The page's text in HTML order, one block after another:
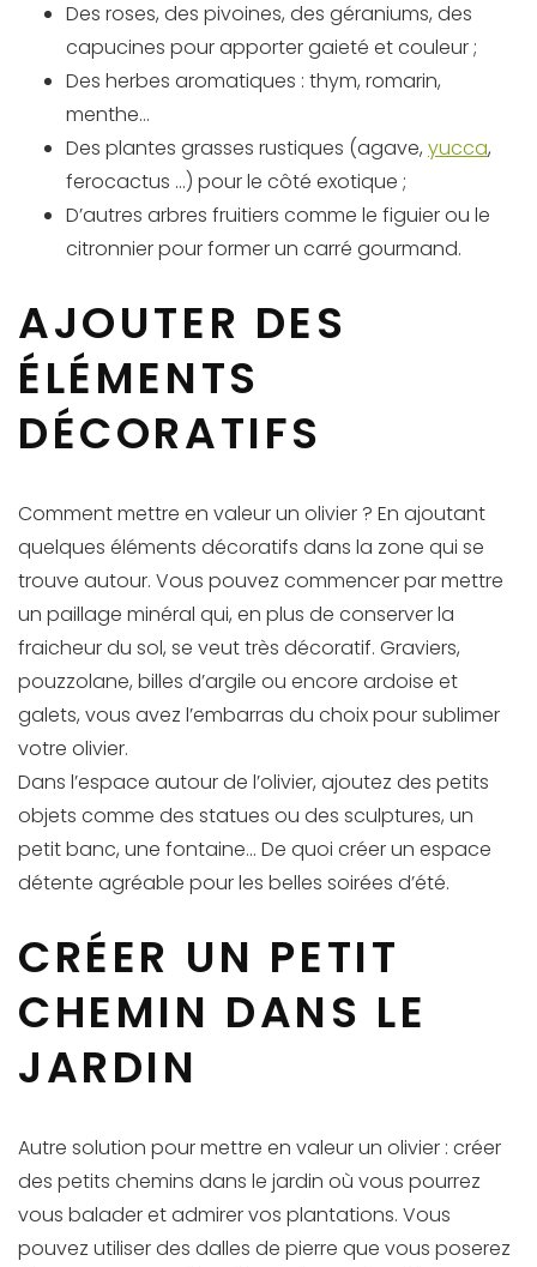
Des roses, des pivoines, des géraniums, des
capucines pour apporter gaieté et couleur ;
Des herbes aromatiques : thym, romarin,
menthe…
Des plantes grasses rustiques (agave, yucca,
ferocactus …) pour le côté exotique ;
D’autres arbres fruitiers comme le figuier ou le
citronnier pour former un carré gourmand.
AJOUTER DES
ÉLÉMENTS
DÉCORATIFS
Comment mettre en valeur un olivier ? En ajoutant
quelques éléments décoratifs dans la zone qui se
trouve autour. Vous pouvez commencer par mettre
un paillage minéral qui, en plus de conserver la
fraicheur du sol, se veut très décoratif. Graviers,
pouzzolane, billes d’argile ou encore ardoise et
galets, vous avez l’embarras du choix pour sublimer
votre olivier.
Dans l’espace autour de l’olivier, ajoutez des petits
objets comme des statues ou des sculptures, un
petit banc, une fontaine… De quoi créer un espace
détente agréable pour les belles soirées d’été.
CRÉER UN PETIT
CHEMIN DANS LE
JARDIN
Autre solution pour mettre en valeur un olivier : créer
des petits chemins dans le jardin où vous pourrez
vous balader et admirer vos plantations. Vous
pouvez utiliser des dalles de pierre que vous poserez